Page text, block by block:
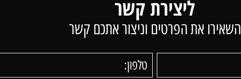
ליצירת קשר
השאירו את הפרטים וניצור אתכם קשר